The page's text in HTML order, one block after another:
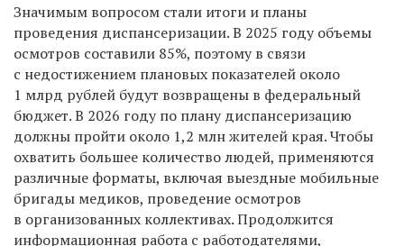
Значимым вопросом стали итоги и планы
проведения диспансеризации. В 2025 году объемы
осмотров составили 85%, поэтому в связи
с недостижением плановых показателей около
1 млрд рублей будут возвращены в федеральный
бюджет. В 2026 году по плану диспансеризацию
должны пройти около 1,2 млн жителей края. Чтобы
охватить большее количество людей, применяются
различные форматы, включая выездные мобильные
бригады медиков, проведение осмотров
в организованных коллективах. Продолжится
информационная работа с работодателями,